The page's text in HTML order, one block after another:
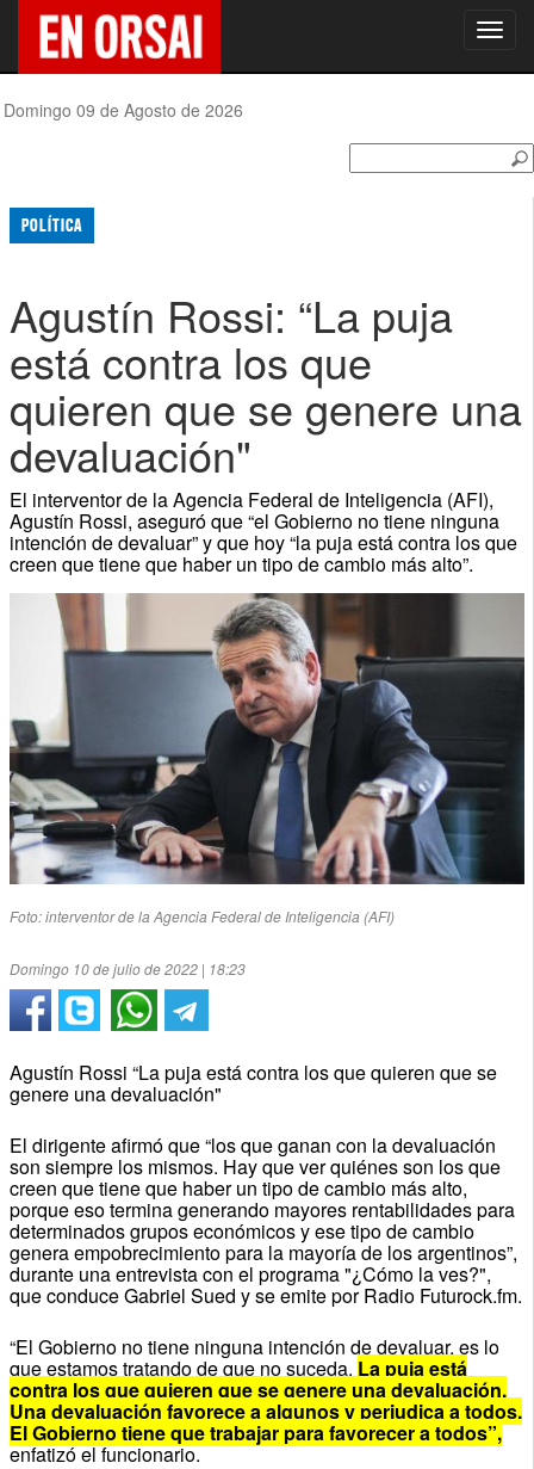
Domingo 09 de Agosto de 2026
POLÍTICA
Agustín Rossi: “La puja
está contra los que
quieren que se genere una
devaluación"
El interventor de la Agencia Federal de Inteligencia (AFI),
Agustín Rossi, aseguró que “el Gobierno no tiene ninguna
intención de devaluar” y que hoy “la puja está contra los que
creen que tiene que haber un tipo de cambio más alto”.
Foto: interventor de la Agencia Federal de Inteligencia (AFI)
Domingo 10 de julio de 2022 | 18:23
Agustín Rossi “La puja está contra los que quieren que se
genere una devaluación"
El dirigente afirmó que “los que ganan con la devaluación
son siempre los mismos. Hay que ver quiénes son los que
creen que tiene que haber un tipo de cambio más alto,
porque eso termina generando mayores rentabilidades para
determinados grupos económicos y ese tipo de cambio
genera empobrecimiento para la mayoría de los argentinos”,
durante una entrevista con el programa "¿Cómo la ves?",
que conduce Gabriel Sued y se emite por Radio Futurock.fm.
“El Gobierno no tiene ninguna intención de devaluar, es lo
que estamos tratando de que no suceda. La puja está
contra los que quieren que se genere una devaluación.
Una devaluación favorece a algunos y perjudica a todos.
El Gobierno tiene que trabajar para favorecer a todos”,
enfatizó el funcionario.